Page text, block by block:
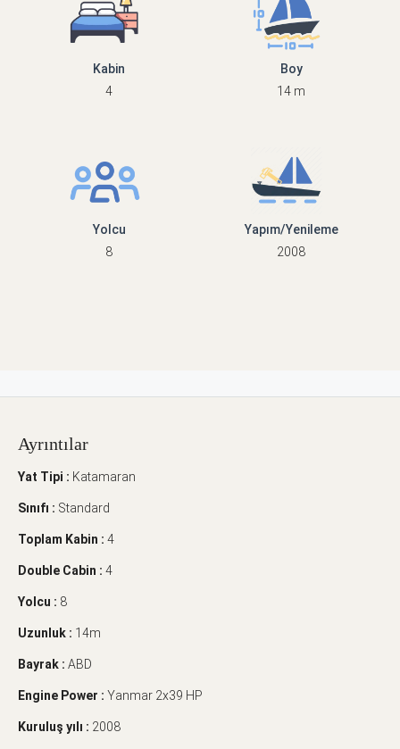
Kabin
4
Boy
14 m
Yolcu
8
Yapım/Yenileme
2008
Ayrıntılar
Yat Tipi : Katamaran
Sınıfı : Standard
Toplam Kabin : 4
Double Cabin : 4
Yolcu : 8
Uzunluk : 14m
Bayrak : ABD
Engine Power : Yanmar 2x39 HP
Kuruluş yılı : 2008